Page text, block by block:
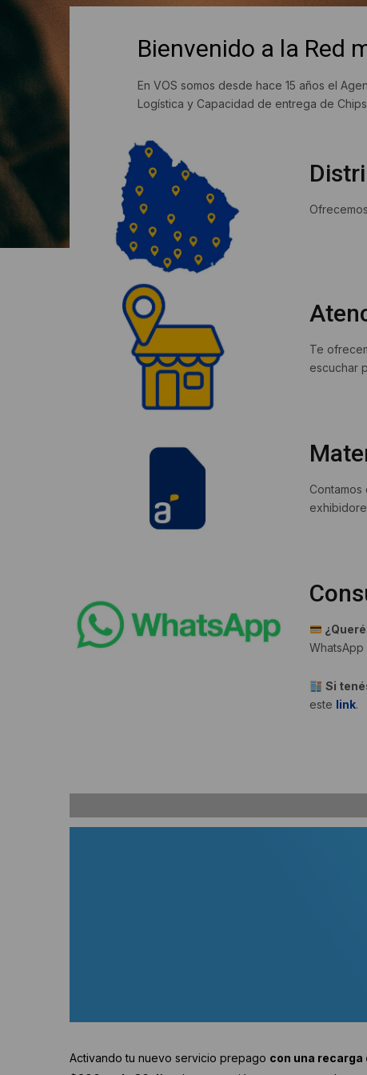
Bienvenido a la Red
En VOS somos desde hace 15 años el
Logística y Capacidad de entrega de
Te
escuchar
Si
este link.
Activando tu nuevo servicio prepago con una recarga